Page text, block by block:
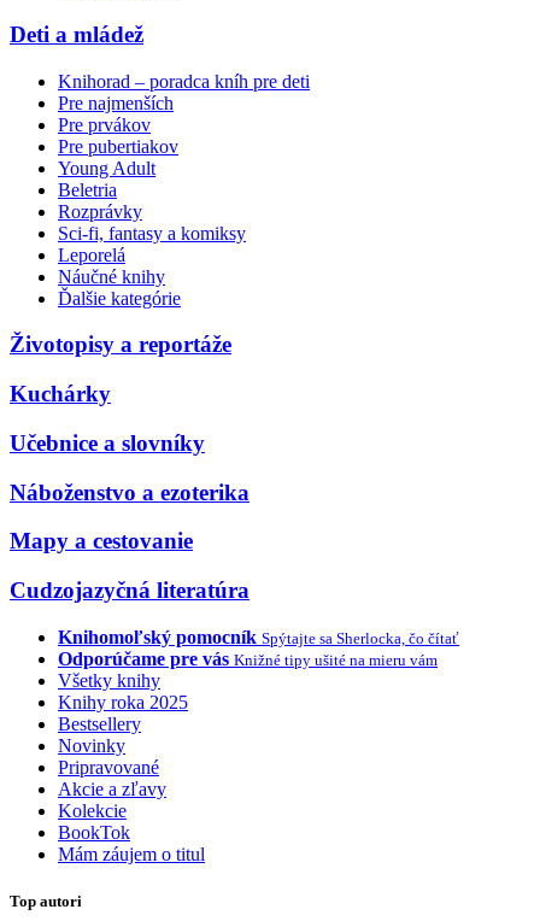
Deti a mládež
Knihorad – poradca kníh pre deti
Pre najmenších
Pre prvákov
Pre pubertiakov
Young Adult
Beletria
Rozprávky
Sci-fi, fantasy a komiksy
Leporelá
Náučné knihy
Ďalšie kategórie
Životopisy a reportáže
Kuchárky
Učebnice a slovníky
Náboženstvo a ezoterika
Mapy a cestovanie
Cudzojazyčná literatúra
Knihomoľský pomocník Spýtajte sa Sherlocka, čo čítať
Odporúčame pre vás Knižné tipy ušité na mieru vám
Všetky knihy
Knihy roka 2025
Bestsellery
Novinky
Pripravované
Akcie a zľavy
Kolekcie
BookTok
Mám záujem o titul
Top autori